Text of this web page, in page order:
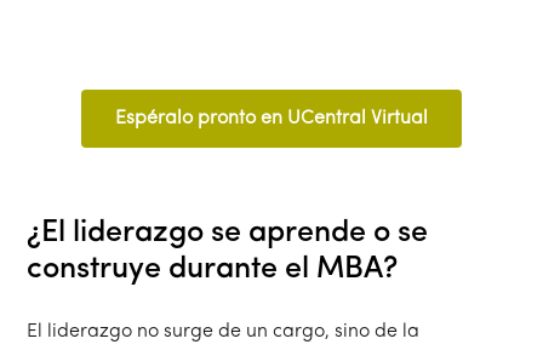
Espéralo pronto en UCentral Virtual
¿El liderazgo se aprende o se
construye durante el MBA?
El liderazgo no surge de un cargo, sino de la